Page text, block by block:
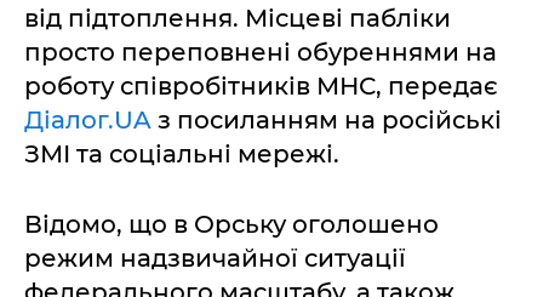
від підтоплення. Місцеві пабліки
просто переповнені обуреннями на
роботу співробітників МНС, передає
Діалог.UA з посиланням на російські
ЗМІ та соціальні мережі.
Відомо, що в Орську оголошено
режим надзвичайної ситуації